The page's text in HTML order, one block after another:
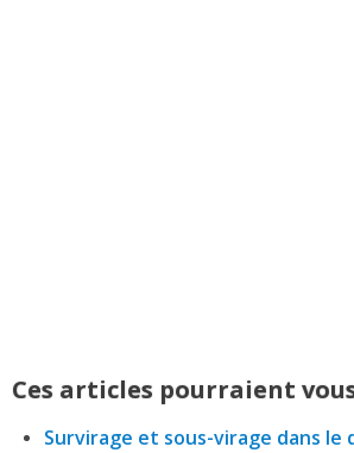
Ces articles pourraient
Survirage et sous-virage dans le